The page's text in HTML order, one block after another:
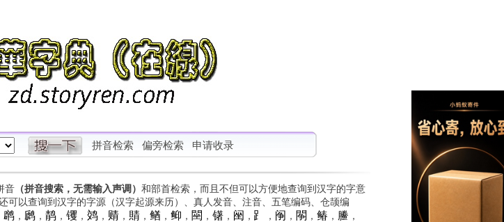
拼音检索 偏旁检索 申请收录
音（拼音搜索，无需输入声调） 和部首检索，而且不但可以方便地查询到汉字的字意
以查询到汉字的字源（汉字起源来历）、真人发音、注音、五笔编码、仓颉编
䴙， 䴘， 䴖， 䦆， 䴔， 䞍， 䝼， 䲡 ， 䲟 ， 䦟 ， 䦃， 䦷 ， ⻊ ， 䦶 ， 䦛 ， 䲠 ， 䲢 ，